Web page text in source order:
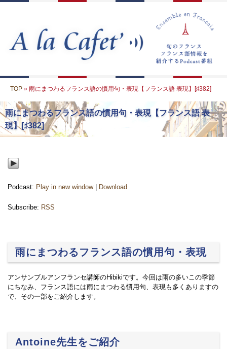
TOP » 雨にまつわるフランス語の慣用句・表現【フランス語 表現】[♯382]
雨にまつわるフランス語の慣用句・表現【フランス語 表
現】[♯382]
Podcast: Play in new window| Download
Subscribe: RSS
雨にまつわるフランス語の慣用句・表現
アンサンブルアンフランセ講師のHibikiです。今回は雨の多いこの季節
にちなみ、フランス語には雨にまつわる慣用句、表現も多くありますの
で、その一部をご紹介します。
Antoine先生をご紹介